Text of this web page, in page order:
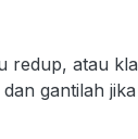
redup, atau
gantilah